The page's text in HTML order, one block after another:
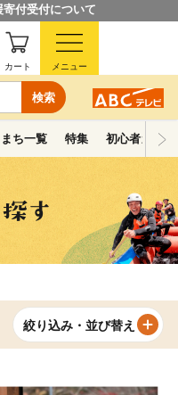
付受付について
検索
カート メニュー
まち一覧 特集 初心者ガイド
絞り込み・並び替え